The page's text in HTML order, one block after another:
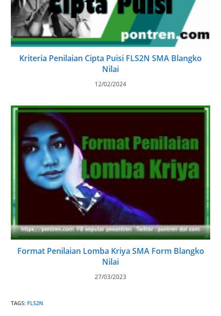
Kriteria Penilaian Cipta Puisi FLS2N SMA Blangko
Nilai
12/02/2024
Format Penilaian Lomba Kriya SMA Form Blangko
Nilai
27/03/2023
TAGS: FLS2N